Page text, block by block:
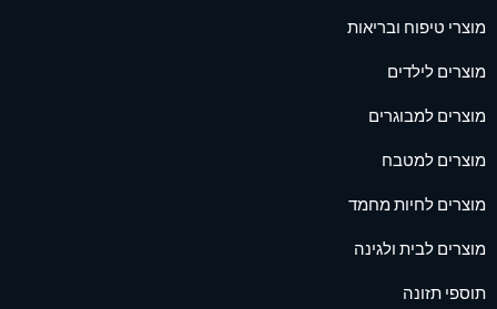
מוצרי טיפוח ובריאות
מוצרים לילדים
מוצרים למבוגרים
מוצרים למטבח
מוצרים לחיות מחמד
מוצרים לבית ולגינה
תוספי תזונה